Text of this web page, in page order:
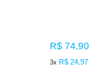
R$ 74,90
3x R$ 24,97